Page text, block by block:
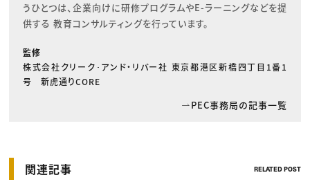
うひとつは、企業向けに研修プログラムやE-ラーニングなどを提
供する 教育コンサルティングを行っています。
監修
株式会社クリーク･アンド・リバー社 東京都港区新橋四丁目1番1
号 新虎通りCORE
PEC事務局の記事一覧
関連記事 RELATED POST